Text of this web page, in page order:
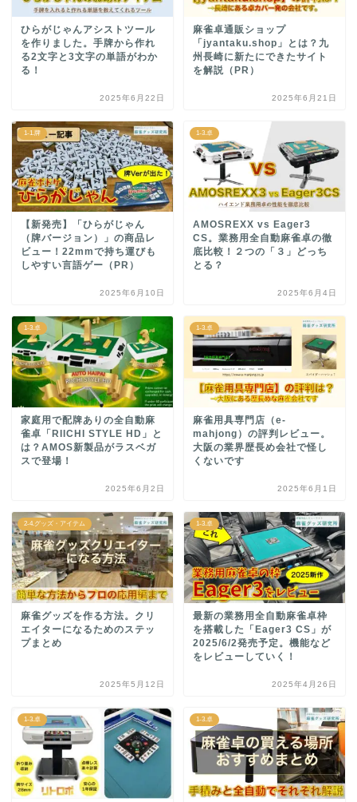
ひらがじゃんアシストツール
を作りました。手牌から作れ
る2文字と3文字の単語がわか
る！
2025年6月22日
麻雀卓通販ショップ
「jyantaku.shop」とは？九
州長崎に新たにできたサイト
を解説（PR）
2025年6月21日
1-1.牌
【新発売】「ひらがじゃん
（牌バージョン）」の商品レ
ビュー！22mmで持ち運びも
しやすい言語ゲー（PR）
2025年6月10日
1-3.卓
AMOSREXX vs Eager3
CS。業務用全自動麻雀卓の徹
底比較！２つの「３」どっち
とる？
2025年6月4日
1-3.卓
家庭用で配牌ありの全自動麻
雀卓「RIICHI STYLE HD」と
は？AMOS新製品がラスベガ
スで登場！
2025年6月2日
1-3.卓
麻雀用具専門店（e-
mahjong）の評判レビュー。
大阪の業界歴長め会社で怪し
くないです
2025年6月1日
2-4.グッズ・アイテム
麻雀グッズを作る方法。クリ
エイターになるためのステッ
プまとめ
2025年5月12日
1-3.卓
最新の業務用全自動麻雀卓枠
を搭載した「Eager3 CS」が
2025/6/2発売予定。機能など
をレビューしていく！
2025年4月26日
1-3.卓 1-3.卓